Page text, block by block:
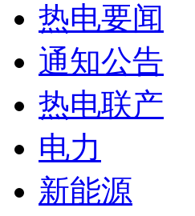
热电要闻
通知公告
热电联产
电力
新能源